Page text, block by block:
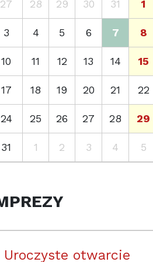
27 28 29 30 31 1
3 4 5 6 7 8
10 11 12 13 14 15
17 18 19 20 21 22
24 25 26 27 28 29
31 1 2 3 4 5
Uroczyste otwarcie